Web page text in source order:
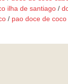
ilha de santiago /
/ pao doce de coco